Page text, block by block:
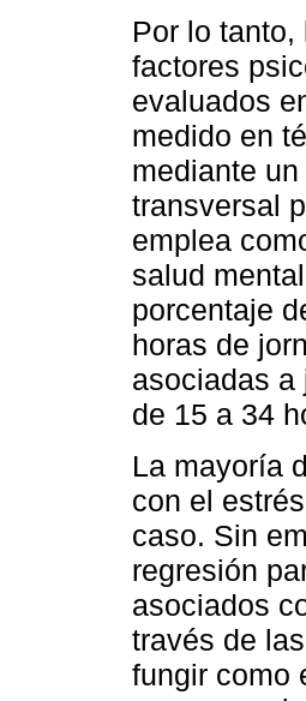
Por lo
factores
evaluados
medido en
mediante
transversal
emplea
salud
porcentaje
horas de
asociadas a
de 15 a 34
La mayoría
con el
caso. Sin
regresión
asociados
través de
fungir como